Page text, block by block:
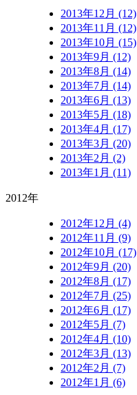
2013年12月 (12)
2013年11月 (12)
2013年10月 (15)
2013年9月 (12)
2013年8月 (14)
2013年7月 (14)
2013年6月 (13)
2013年5月 (18)
2013年4月 (17)
2013年3月 (20)
2013年2月 (2)
2013年1月 (11)
2012年
2012年12月 (4)
2012年11月 (9)
2012年10月 (17)
2012年9月 (20)
2012年8月 (17)
2012年7月 (25)
2012年6月 (17)
2012年5月 (7)
2012年4月 (10)
2012年3月 (13)
2012年2月 (7)
2012年1月 (6)